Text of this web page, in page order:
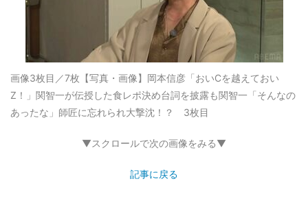
画像3枚目／7枚 【写真・画像】岡本信彦「おいCを越えておい
Z！」関智一が伝授した食レポ決め台詞を披露も関智一「そんなの
あったな」師匠に忘れられ大撃沈！？ 3枚目
▼スクロールで次の画像をみる▼
記事に戻る